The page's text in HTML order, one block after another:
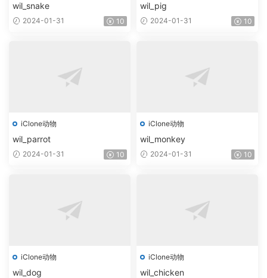
wil_snake
2024-01-31 10
wil_pig
2024-01-31 10
iClone动物
wil_parrot
2024-01-31 10
iClone动物
wil_monkey
2024-01-31 10
iClone动物
wil_dog
iClone动物
wil_chicken